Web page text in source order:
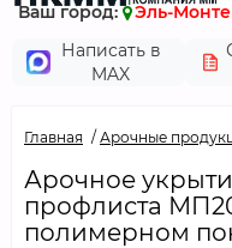
Ваш город:
Эль-Монте
Написать в
MAX
Главная Арочные
Арочное
профлиста
полимерном